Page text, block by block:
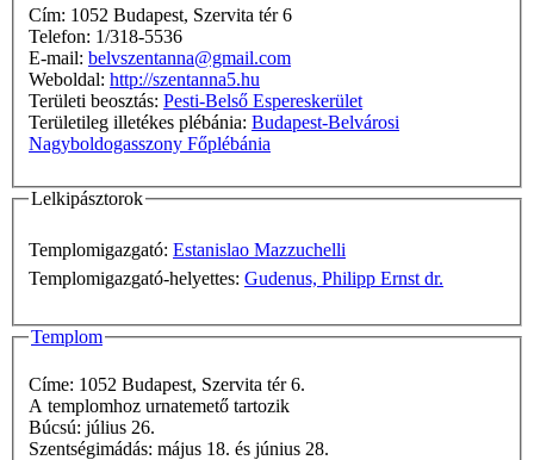
Cím: 1052 Budapest, Szervita tér 6
Telefon: 1/318-5536
E-mail: belvszentanna@gmail.com
Weboldal: http://szentanna5.hu
Területi beosztás: Pesti-Belső Espereskerület
Területileg illetékes plébánia: Budapest-Belvárosi
Nagyboldogasszony Főplébánia
Lelkipásztorok
Templomigazgató: Estanislao Mazzuchelli
Templomigazgató-helyettes: Gudenus, Philipp Ernst dr.
Templom
Címe: 1052 Budapest, Szervita tér 6.
A templomhoz urnatemető tartozik
Búcsú: július 26.
Szentségimádás: május 18. és június 28.